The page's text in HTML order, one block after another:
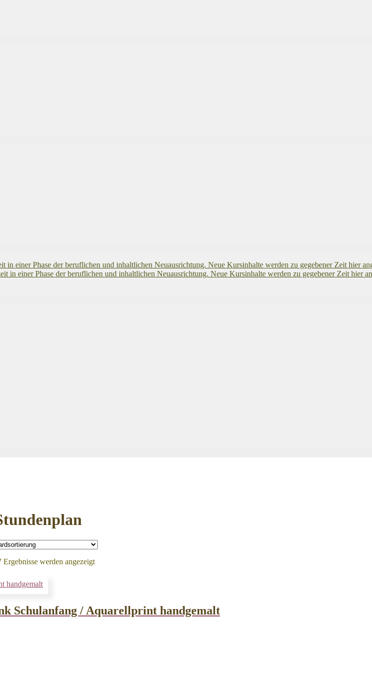
Phase der beruflichen und inhaltlichen Neuausrichtung. Neue Kursinhalte werden zu gegebener Zeit hier
Phase der beruflichen und inhaltlichen Neuausrichtung. Neue Kursinhalte werden zu gegebener Zeit hier
Ergebnisse werden angezeigt
Schulanfang / Aquarellprint handgemalt